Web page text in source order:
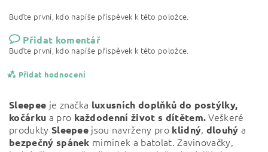
Buďte první, kdo napíše příspěvek k této položce.
Přidat komentář
Buďte první, kdo napíše příspěvek k této položce.
Přidat hodnocení
Sleepee je značka luxusních doplňků do postýlky,
kočárku a pro každodenní život s dítětem.Veškeré
produkty Sleepee jsou navrženy pro klidný, dlouhý a
bezpečný spánek miminek a batolat. Zavinovačky,